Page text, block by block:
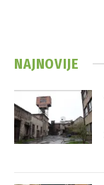
NAJNOVIJE